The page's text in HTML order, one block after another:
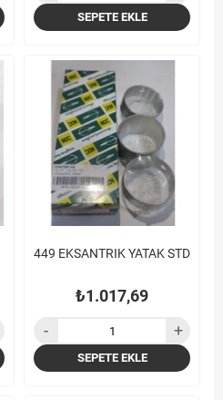
SEPETE EKLE
449 EKSANTRIK YATAK STD
₺1.017,69
SEPETE EKLE